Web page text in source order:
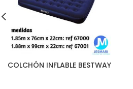
COLCHÓN INFLABLE BESTWAY